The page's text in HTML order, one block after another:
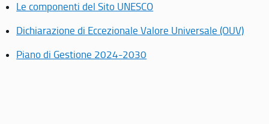
Le componenti del Sito UNESCO
Dichiarazione di Eccezionale Valore Universale (OUV)
Piano di Gestione 2024-2030